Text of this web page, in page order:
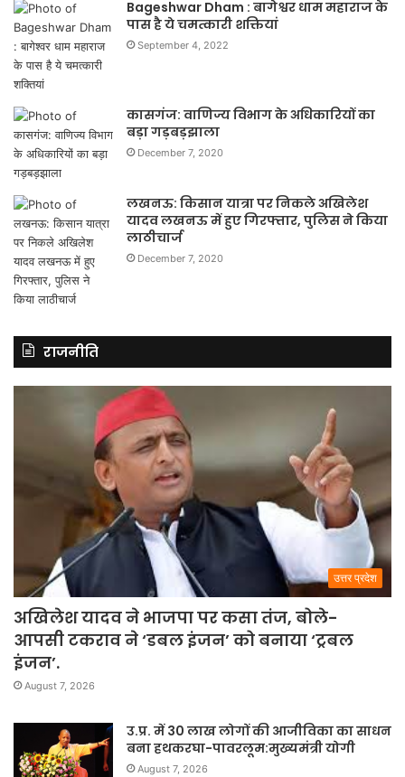
Bageshwar Dham : बागेश्वर धाम महाराज के
पास है ये चमत्कारी शक्तियां
September 4, 2022
कासगंज: वाणिज्य विभाग के अधिकारियों का
बड़ा गड़बड़झाला
December 7, 2020
लखनऊ: किसान यात्रा पर निकले अखिलेश
यादव लखनऊ में हुए गिरफ्तार, पुलिस ने किया
लाठीचार्ज
December 7, 2020
राजनीति
उत्तर प्रदेश
अखिलेश यादव ने भाजपा पर कसा तंज, बोले-
आपसी टकराव ने ‘डबल इंजन’ को बनाया ‘ट्रबल
इंजन’.
August 7, 2026
उ.प्र. में 30 लाख लोगों की आजीविका का साधन
बना हथकरघा-पावरलूम:मुख्यमंत्री योगी
August 7, 2026